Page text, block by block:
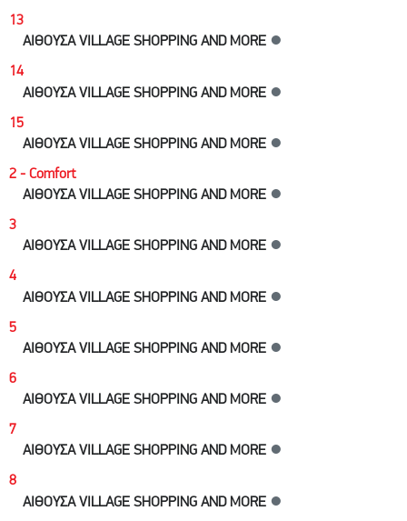
13
ΑΙΘΟΥΣΑ VILLAGE SHOPPING AND MORE ●
14
ΑΙΘΟΥΣΑ VILLAGE SHOPPING AND MORE ●
15
ΑΙΘΟΥΣΑ VILLAGE SHOPPING AND MORE ●
2 - Comfort
ΑΙΘΟΥΣΑ VILLAGE SHOPPING AND MORE ●
3
ΑΙΘΟΥΣΑ VILLAGE SHOPPING AND MORE ●
4
ΑΙΘΟΥΣΑ VILLAGE SHOPPING AND MORE ●
5
ΑΙΘΟΥΣΑ VILLAGE SHOPPING AND MORE ●
6
ΑΙΘΟΥΣΑ VILLAGE SHOPPING AND MORE ●
7
ΑΙΘΟΥΣΑ VILLAGE SHOPPING AND MORE ●
8
ΑΙΘΟΥΣΑ VILLAGE SHOPPING AND MORE ●